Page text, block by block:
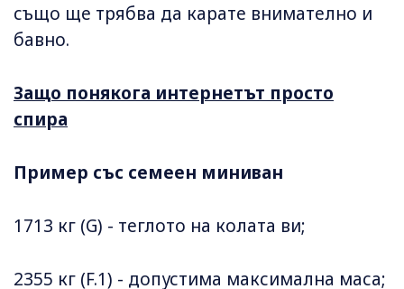
също ще трябва да карате внимателно и
бавно.
Защо понякога интернетът просто
спира
Пример със семеен миниван
1713 кг (G) - теглото на колата ви;
2355 кг (F.1) - допустима максимална маса;